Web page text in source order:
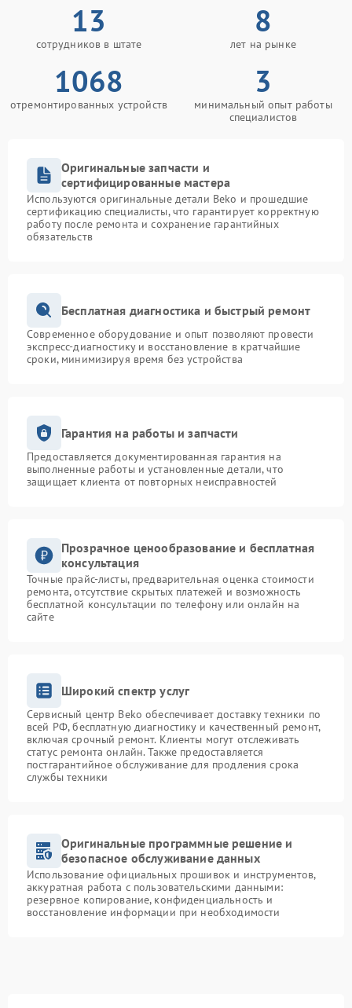
13
сотрудников в штате
8
лет на рынке
1068
отремонтированных устройств
3
минимальный опыт работы
специалистов
Оригинальные запчасти и
сертифицированные мастера
Используются оригинальные детали Beko и прошедшие
сертификацию специалисты, что гарантирует корректную
работу после ремонта и сохранение гарантийных
обязательств
Бесплатная диагностика и быстрый ремонт
Современное оборудование и опыт позволяют провести
экспресс-диагностику и восстановление в кратчайшие
сроки, минимизируя время без устройства
Гарантия на работы и запчасти
Предоставляется документированная гарантия на
выполненные работы и установленные детали, что
защищает клиента от повторных неисправностей
Прозрачное ценообразование и бесплатная
консультация
Точные прайс-листы, предварительная оценка стоимости
ремонта, отсутствие скрытых платежей и возможность
бесплатной консультации по телефону или онлайн на
сайте
Широкий спектр услуг
Сервисный центр Beko обеспечивает доставку техники по
всей РФ, бесплатную диагностику и качественный ремонт,
включая срочный ремонт. Клиенты могут отслеживать
статус ремонта онлайн. Также предоставляется
постгарантийное обслуживание для продления срока
службы техники
Оригинальные программные решение и
безопасное обслуживание данных
Использование официальных прошивок и инструментов,
аккуратная работа с пользовательскими данными:
резервное копирование, конфиденциальность и
восстановление информации при необходимости